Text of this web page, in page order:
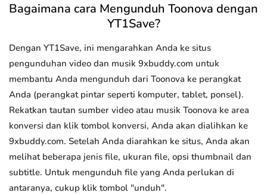
Bagaimana cara Mengunduh Toonova dengan
YT1Save?
Dengan YT1Save, ini mengarahkan Anda ke situs
pengunduhan video dan musik 9xbuddy.com untuk
membantu Anda mengunduh dari Toonova ke perangkat
Anda (perangkat pintar seperti komputer, tablet, ponsel).
Rekatkan tautan sumber video atau musik Toonova ke area
konversi dan klik tombol konversi, Anda akan dialihkan ke
9xbuddy.com. Setelah Anda diarahkan ke situs, Anda akan
melihat beberapa jenis file, ukuran file, opsi thumbnail dan
subtitle. Untuk mengunduh file yang Anda perlukan di
antaranya, cukup klik tombol "unduh".